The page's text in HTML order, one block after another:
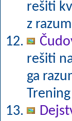
rešiti
z
rešiti
ga